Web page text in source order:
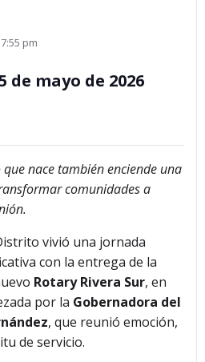
7:55 pm
de mayo de 2026
nace también enciende una
comunidades a
vivió una jornada
con la entrega de la
Rotary Rivera Sur, en
por la Gobernadora del
, que reunió emoción,
de servicio.